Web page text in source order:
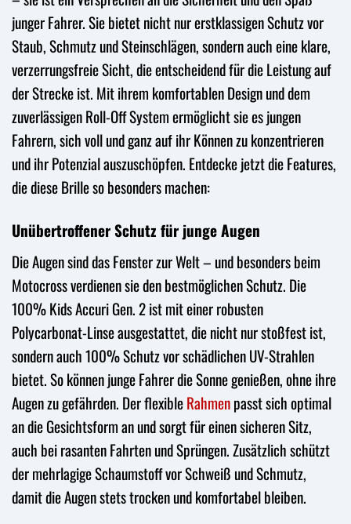
junger Fahrer. Sie bietet nicht nur erstklassigen Schutz vor
Staub, Schmutz und Steinschlägen, sondern auch eine klare,
verzerrungsfreie Sicht, die entscheidend für die Leistung auf
der Strecke ist. Mit ihrem komfortablen Design und dem
zuverlässigen Roll-Off System ermöglicht sie es jungen
Fahrern, sich voll und ganz auf ihr Können zu konzentrieren
und ihr Potenzial auszuschöpfen. Entdecke jetzt die Features,
die diese Brille so besonders machen:
Unübertroffener Schutz für junge Augen
Die Augen sind das Fenster zur Welt – und besonders beim
Motocross verdienen sie den bestmöglichen Schutz. Die
100% Kids Accuri Gen. 2 ist mit einer robusten
Polycarbonat-Linse ausgestattet, die nicht nur stoßfest ist,
sondern auch 100% Schutz vor schädlichen UV-Strahlen
bietet. So können junge Fahrer die Sonne genießen, ohne ihre
Augen zu gefährden. Der flexibleRahmenpasst sich optimal
an die Gesichtsform an und sorgt für einen sicheren Sitz,
auch bei rasanten Fahrten und Sprüngen. Zusätzlich schützt
der mehrlagige Schaumstoff vor Schweiß und Schmutz,
damit die Augen stets trocken und komfortabel bleiben.